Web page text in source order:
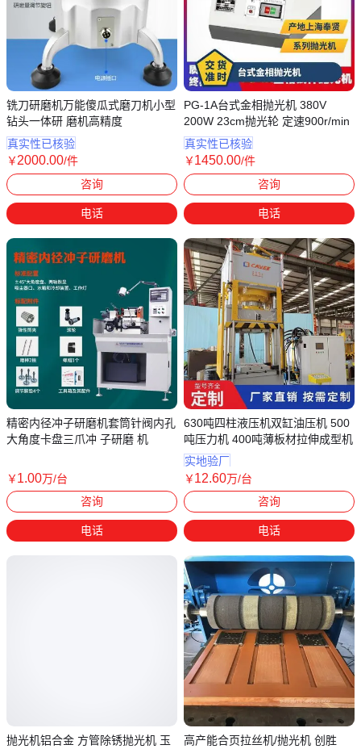
铣刀研磨机万能傻瓜式磨刀机小型
钻头一体研 磨机高精度
真实性已核验
￥2000.00/件
咨询
电话
精密内径冲子研磨机套筒针阀内孔
大角度卡盘三爪冲 子研磨 机
￥1.00万/台
广东东莞
咨询
电话
抛光机铝合金 方管除锈抛光机 玉
PG-1A台式金相抛光机 380V
200W 23cm抛光轮 定速900r/min
真实性已核验
￥1450.00/件
咨询
电话
630吨四柱液压机双缸油压机 500
吨压力机 400吨薄板材拉伸成型机
实地验厂
￥12.60万/台
山东枣庄
咨询
电话
高产能合页拉丝机/抛光机 创胜